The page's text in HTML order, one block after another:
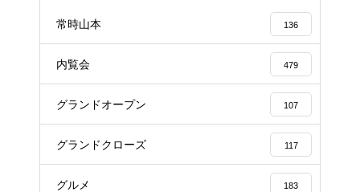
常時山本 136
内覧会 479
グランドオープン 107
グランドクローズ 117
グルメ 183